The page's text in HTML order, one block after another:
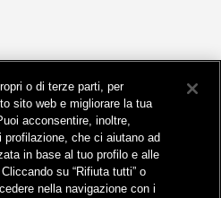
o di terze parti, per
sito web e migliorare la tua
acconsentire, inoltre,
profilazione, che ci aiutano ad
in base al tuo profilo e alle
su “Rifiuta tutti” o
nella navigazione con i